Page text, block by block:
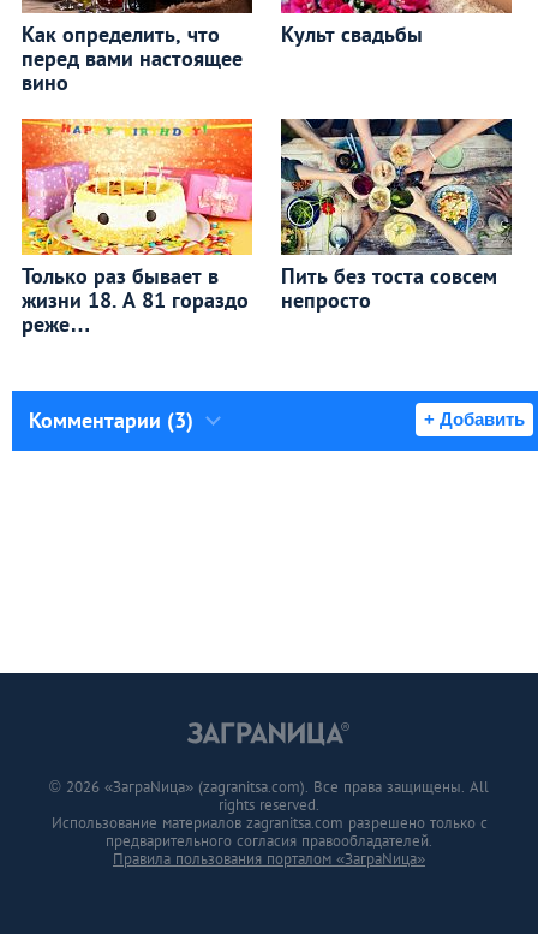
Как определить, что
перед вами настоящее
вино
Культ свадьбы
Только раз бывает в
жизни 18. А 81 гораздо
реже…
Пить без тоста совсем
непросто
Комментарии (3) + Добавить
© 2026 «ЗаграNица» (zagranitsa.com). Все права защищены. All
rights reserved.
Использование материалов zagranitsa.com разрешено только с
предварительного согласия правообладателей.
Правила пользования порталом «ЗаграNица»